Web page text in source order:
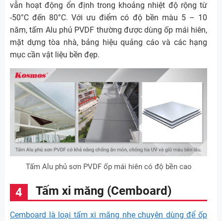
vẫn hoạt động ổn định trong khoảng nhiệt độ rộng từ
-50°C đến 80°C. Với ưu điểm có độ bền màu 5 – 10
năm, tấm Alu phủ PVDF thường được dùng ốp mái hiên,
mặt dựng tòa nhà, bảng hiệu quảng cáo và các hạng
mục cần vật liệu bền đẹp.
Tấm Alu phủ sơn PVDF ốp mái hiên có độ bền cao
Tấm xi măng (Cemboard)
Cemboard là loại tấm xi măng nhẹ chuyên dùng để ốp